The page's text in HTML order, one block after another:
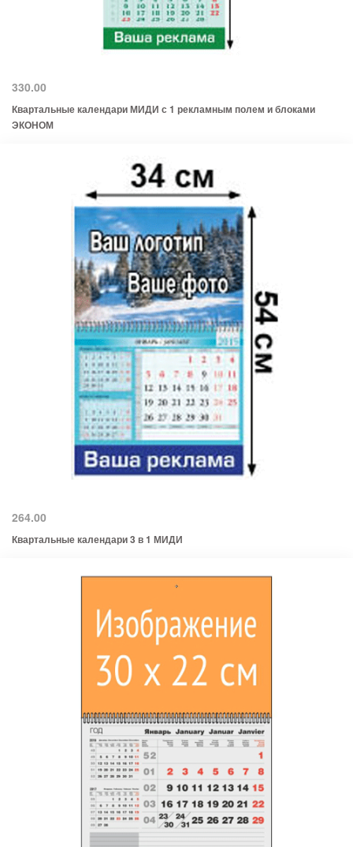
330.00
Квартальные календари МИДИ с 1 рекламным полем и блоками
ЭКОНОМ
264.00
Квартальные календари 3 в 1 МИДИ